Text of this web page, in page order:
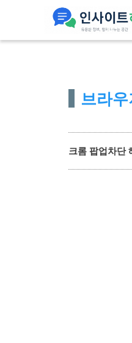
브라우
크롬 팝업차단